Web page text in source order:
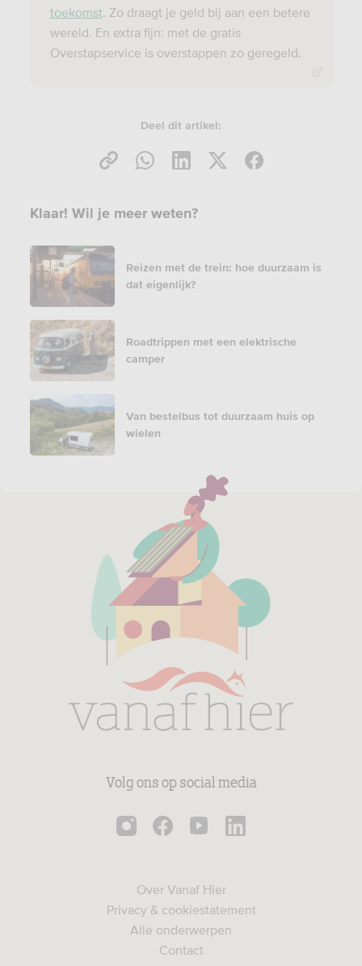
toekomst. Zo draagt je geld bij aan een betere
wereld. En extra fijn: met de gratis
Overstapservice is overstappen zo geregeld.
Deel dit artikel:
Klaar! Wil je meer weten?
Reizen met de trein: hoe duurzaam is
dat eigenlijk?
Roadtrippen met een elektrische
camper
Van bestelbus tot duurzaam huis op
wielen
Volg ons op social media
Over Vanaf Hier
Privacy & cookiestatement
Alle onderwerpen
Contact